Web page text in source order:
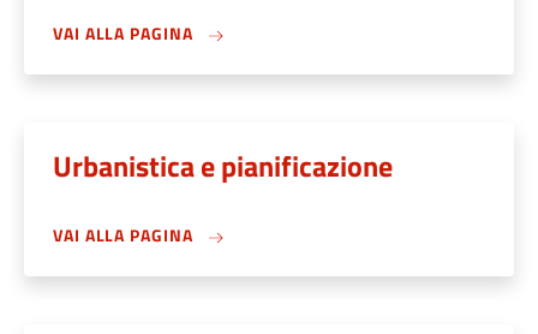
VAI ALLA PAGINA
Urbanistica e pianificazione
VAI ALLA PAGINA